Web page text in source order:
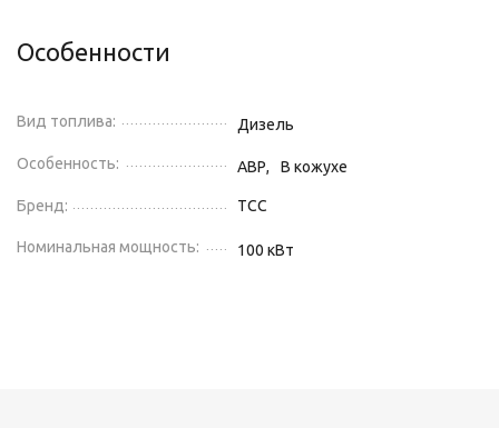
Особенности
Вид топлива: Дизель
Особенность: АВР, В кожухе
Бренд: ТСС
Номинальная мощность: 100 кВт